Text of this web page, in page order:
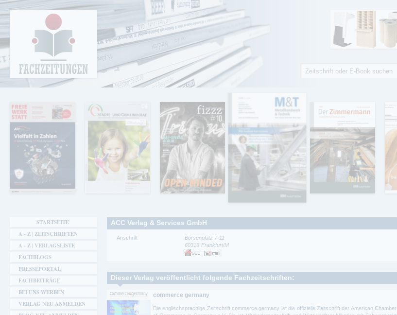
Fachzeitungen.de - Das unabhängige Portal
für Fachmagazine Fachpublikationen &
eBooks
ACC Verlag & Services GmbH
Anschrift
Börsenplatz 7-11
60313 Frankfurt/M
Dieser Verlag veröffentlicht folgende Fachzeitschriften:
commerce germany
Die englischsprachige Zeitschrift commerce germany ist die offizielle Zeitschrift der American Chamber
STARTSEITE
A - Z | ZEITSCHRIFTEN
A - Z | VERLAGSLISTE
FACHBLOGS
PRESSEPORTAL
FACHBEITRÄGE
BEI UNS WERBEN
VERLAG NEU ANMELDEN
Suchformular